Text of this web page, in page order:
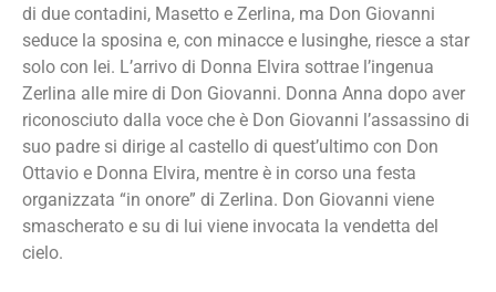
di due contadini, Masetto e Zerlina, ma Don Giovanni
seduce la sposina e, con minacce e lusinghe, riesce a star
solo con lei. L’arrivo di Donna Elvira sottrae l’ingenua
Zerlina alle mire di Don Giovanni. Donna Anna dopo aver
riconosciuto dalla voce che è Don Giovanni l’assassino di
suo padre si dirige al castello di quest’ultimo con Don
Ottavio e Donna Elvira, mentre è in corso una festa
organizzata “in onore” di Zerlina. Don Giovanni viene
smascherato e su di lui viene invocata la vendetta del
cielo.